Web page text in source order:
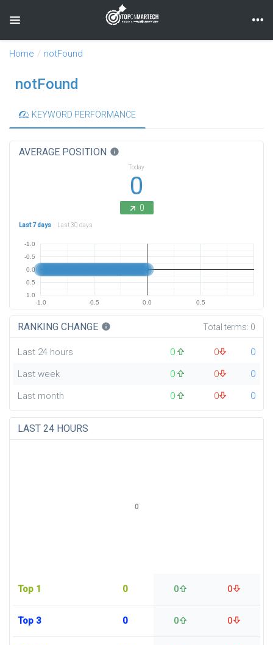
Toggle navigation
Home notFound
notFound
KEYWORD PERFORMANCE
AVERAGE POSITION info
Today
0
0
Last 7 days Last 30 days
-1.0 -0.5 0.0 0.5
-1.0
-0.5
0.0
0.5
1.0
RANKING CHANGE info Total terms: 0
Last 24 hours 0 0
0
Last week
0 0
0
Last month
0 0 0
LAST 24 HOURS
Top 1 0 0 0
Top 3 0 0 0
0